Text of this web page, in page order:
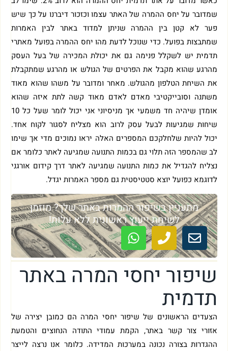
שמדובר על יחס ההמרה של האתר עצמו וכזכור דיברנו על כך שיש
פער לא קטן בין ההמרה שניתן למדוד באתר לבין האמרות
שמתבצות בפועל. כדי שנוכל לדעת מהו יחס ההמרה בפועל מאתרי
תדמית יש לשקלל פנימה גם את יכולת המכירה של בעל העסק
מהרגע שהוא מקבל את הפרטים של הגולש או מהרגע שמתקבלת
את השיחת הטלפון מהגולש. מאחר ומדובר על משהו שהוא מאוד
משתנה וסובייקטיבי מאדם לאדם מאוד קשה לתת איזה שהוא
אומדן שיהיה חד משמעי אך מניסיוני אני יכול לומר שעל כל 10
שיחות שמגיעות לבעל עסק לרוב הוא מצליח לסגור לקוח אחד.
יכול להיות שלחלקכם המספרים האלה יראו נמוכים מדי אך שימו
לב שהמספר הזה תלוי גם בכמות התנועה שמגיעה לאתר כלומר אם
נצליח להגדיל את כמות התנועה שמגיעה לאתר דרך קידום אורגני
לדוגמא כפועל יוצא סטטיסטית גם מספר האמרות יגדל.
מתעניין בשיפור ההמרות באתר שלך? מוזמן
לשיחת ייעוץ ראשונית ללא עלות!
שיפור יחסי המרה באתר
תדמית
הצעדים הראשונים של שיפור יחסי המרה הם כמובן יצירה של
אזורי צור קשר באתר, הקמת עמודי התודה הנחוצים והטמעת
ההגדרות בצורה נכונה במערכות המדידה. כלומר אנו נרצה לייצר